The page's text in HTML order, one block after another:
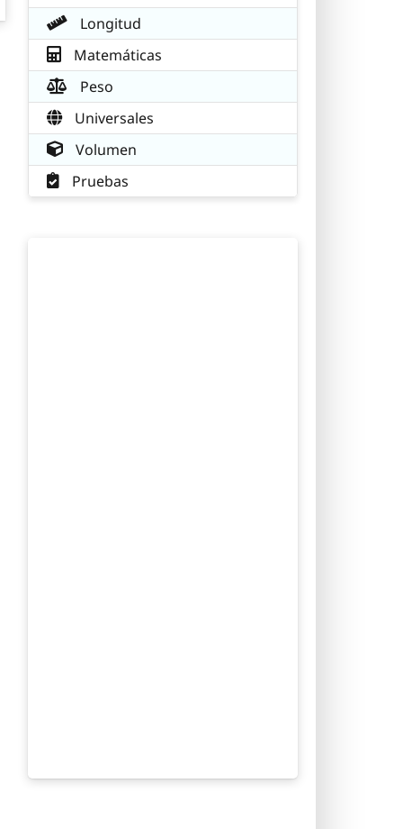
Longitud
Matemáticas
Peso
Universales
Volumen
Pruebas